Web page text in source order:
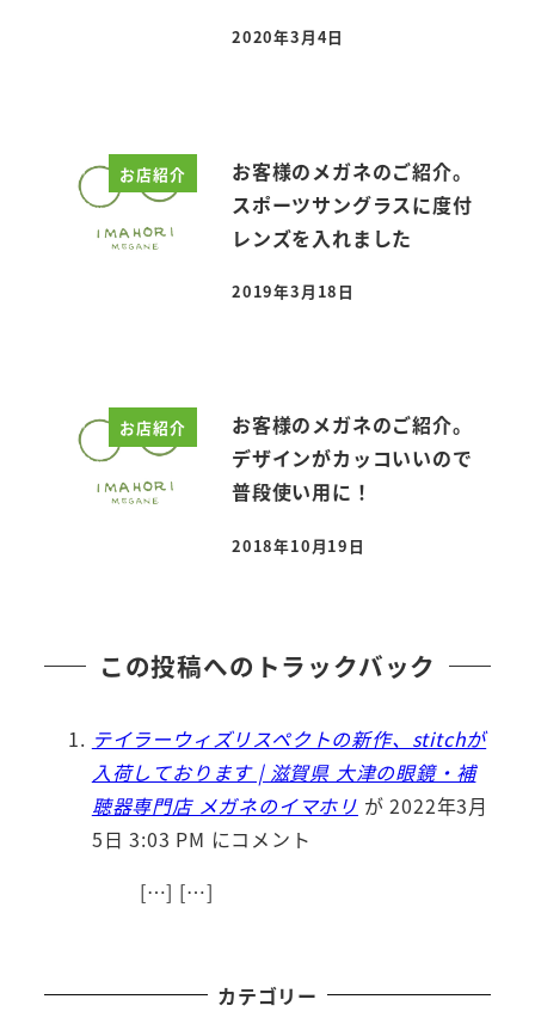
投稿日
2020年3月4日
お店紹介
お客様のメガネのご紹介。
スポーツサングラスに度付
レンズを入れました
投稿日
2019年3月18日
お店紹介
お客様のメガネのご紹介。
デザインがカッコいいので
普段使い用に！
投稿日
2018年10月19日
この投稿へのトラックバック
テイラーウィズリスペクトの新作、stitchが
入荷しております | 滋賀県 大津の眼鏡・補
聴器専門店 メガネのイマホリ が 2022年3月
5日 3:03 PM にコメント
[…] […]
カテゴリー